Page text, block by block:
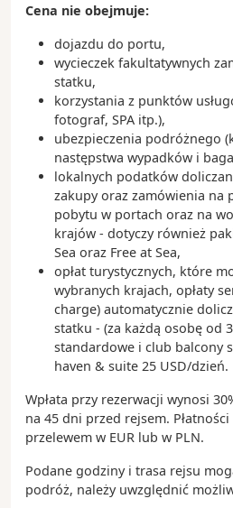
Cena nie obejmuje:
dojazdu do portu,
wycieczek fakultatywnych
statku,
korzystania z punktów
fotograf, SPA itp.),
ubezpieczenia podróżnego
następstwa wypadków i
lokalnych podatków
zakupy oraz zamówienia na
pobytu w portach oraz na
krajów - dotyczy również
Sea oraz Free at Sea,
opłat turystycznych, które
wybranych krajach, opłaty
charge) automatycznie
statku - (za każdą osobę od
standardowe i club balcony
haven & suite 25 USD/dzień.
Wpłata przy rezerwacji wynosi
na 45 dni przed rejsem.
przelewem w EUR lub w PLN.
Podane godziny i trasa rejsu
podróż, należy uwzględnić